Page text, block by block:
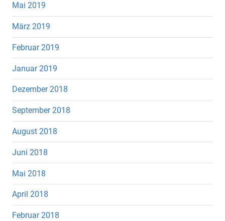
Mai 2019
März 2019
Februar 2019
Januar 2019
Dezember 2018
September 2018
August 2018
Juni 2018
Mai 2018
April 2018
Februar 2018